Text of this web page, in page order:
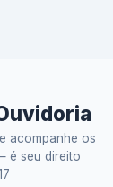
acompanhe os
é seu direito